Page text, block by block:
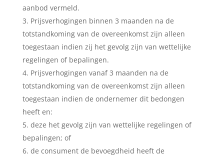
aanbod vermeld.
Prijsverhogingen binnen 3 maanden na de
totstandkoming van de overeenkomst zijn alleen
toegestaan indien zij het gevolg zijn van wettelijke
regelingen of bepalingen.
Prijsverhogingen vanaf 3 maanden na de
totstandkoming van de overeenkomst zijn alleen
toegestaan indien de ondernemer dit bedongen
heeft en:
deze het gevolg zijn van wettelijke regelingen of
bepalingen; of
de consument de bevoegdheid heeft de